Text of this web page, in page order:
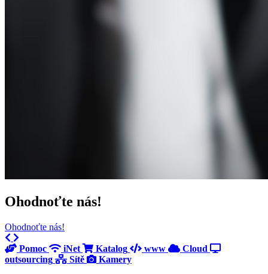
Ohodnoťte nás!
Ohodnoťte nás!
Previous
Pomoc
iNet Katalog www
Cloud
outsourcing
Sítě Kamery